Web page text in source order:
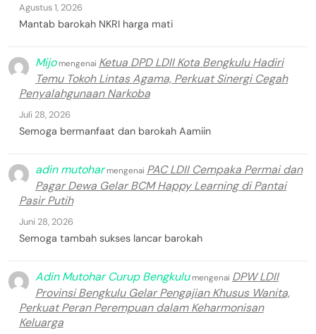
Agustus 1, 2026
Mantab barokah NKRI harga mati
Mijomengenai Ketua DPD LDII Kota Bengkulu Hadiri
Temu Tokoh Lintas Agama, Perkuat Sinergi Cegah
Penyalahgunaan Narkoba
Juli 28, 2026
Semoga bermanfaat dan barokah Aamiin
adin mutoharmengenai PAC LDII Cempaka Permai dan
Pagar Dewa Gelar BCM Happy Learning di Pantai
Pasir Putih
Juni 28, 2026
Semoga tambah sukses lancar barokah
Adin Mutohar Curup Bengkulumengenai DPW LDII
Provinsi Bengkulu Gelar Pengajian Khusus Wanita,
Perkuat Peran Perempuan dalam Keharmonisan
Keluarga